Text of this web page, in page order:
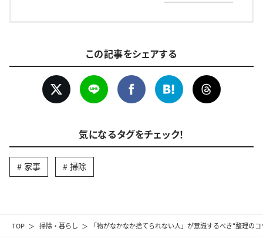
TOP 掃除・暮らし 「物がなかなか捨てられない人」が意識するべき“整理の
この記事をシェアする
気になるタグをチェック！
家事 掃除